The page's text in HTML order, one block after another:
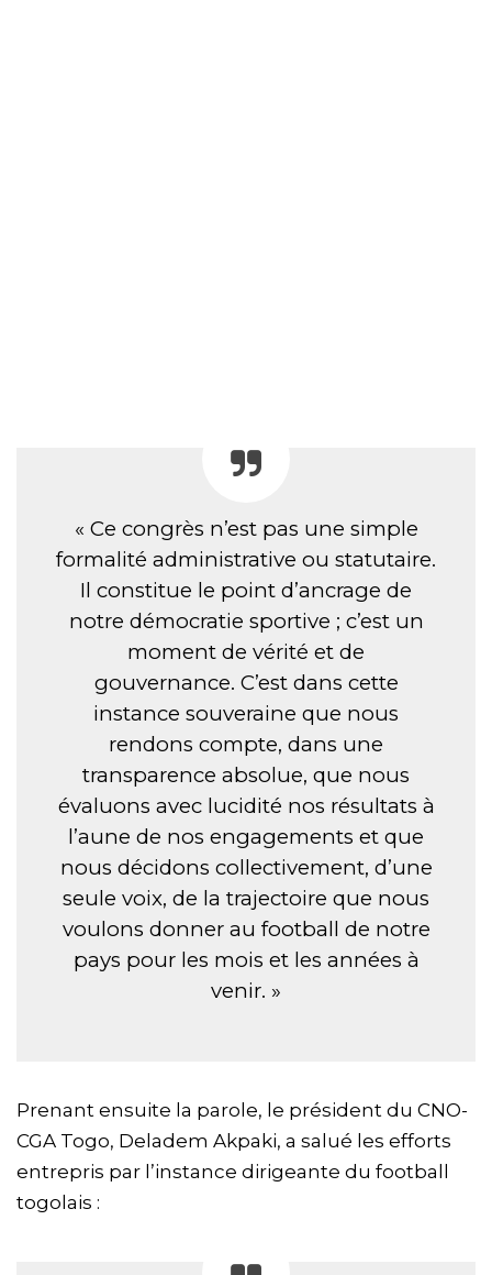
« Ce congrès n’est pas une simple
formalité administrative ou statutaire.
Il constitue le point d’ancrage de
notre démocratie sportive ; c’est un
moment de vérité et de
gouvernance. C’est dans cette
instance souveraine que nous
rendons compte, dans une
transparence absolue, que nous
évaluons avec lucidité nos résultats à
l’aune de nos engagements et que
nous décidons collectivement, d’une
seule voix, de la trajectoire que nous
voulons donner au football de notre
pays pour les mois et les années à
venir. »
Prenant ensuite la parole, le président du CNO-
CGA Togo, Deladem Akpaki, a salué les efforts
entrepris par l’instance dirigeante du football
togolais :